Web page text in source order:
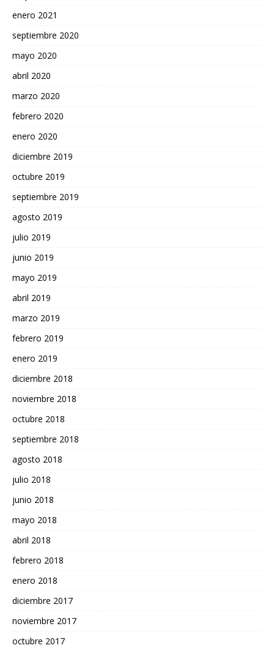
enero 2021
septiembre 2020
mayo 2020
abril 2020
marzo 2020
febrero 2020
enero 2020
diciembre 2019
octubre 2019
septiembre 2019
agosto 2019
julio 2019
junio 2019
mayo 2019
abril 2019
marzo 2019
febrero 2019
enero 2019
diciembre 2018
noviembre 2018
octubre 2018
septiembre 2018
agosto 2018
julio 2018
junio 2018
mayo 2018
abril 2018
febrero 2018
enero 2018
diciembre 2017
noviembre 2017
octubre 2017